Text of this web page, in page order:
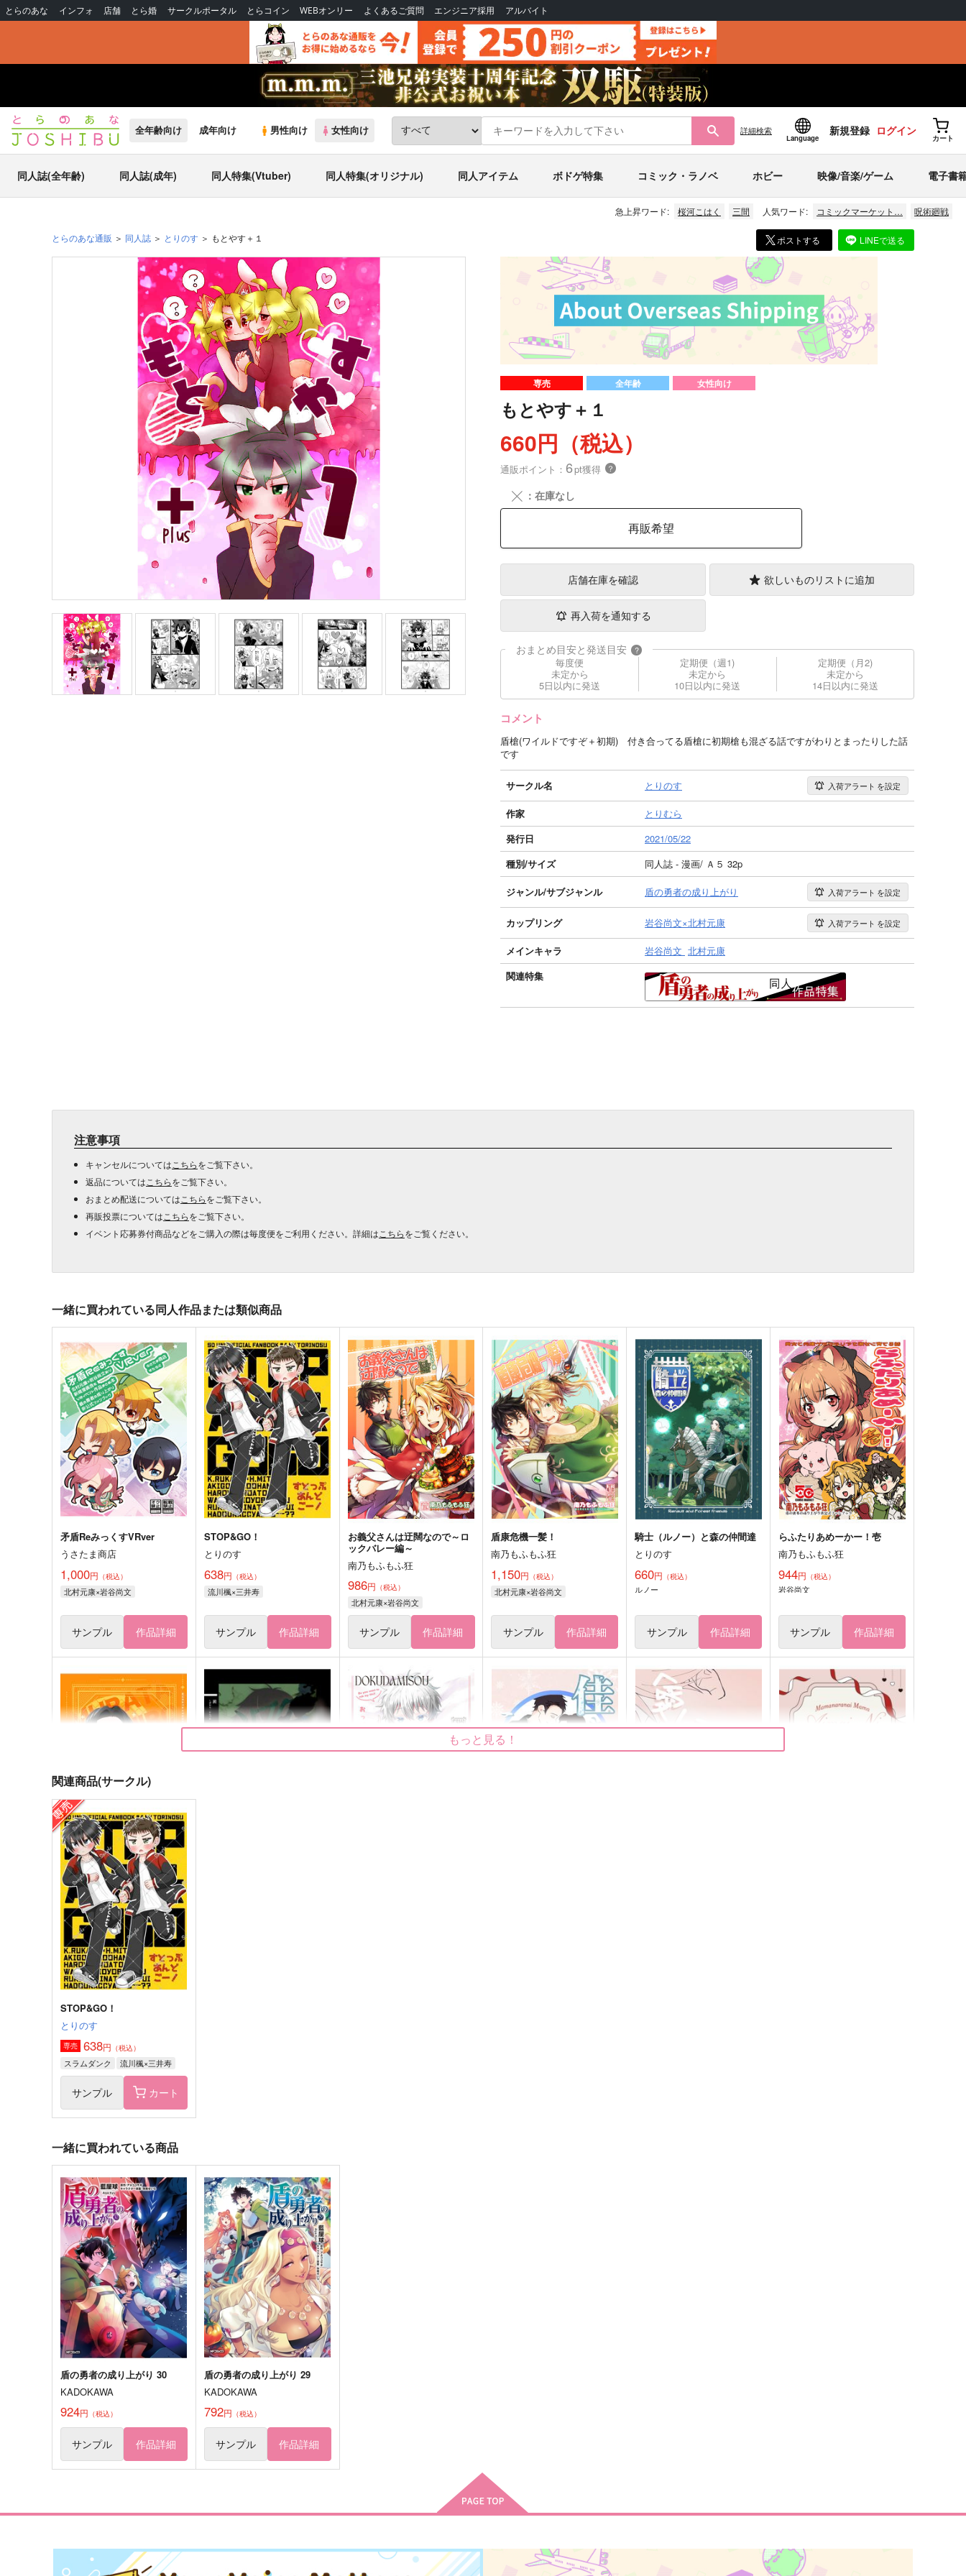
とらのあな インフォ 店舗 とら婚 サークルポータル とらコイン WEBオンリー よくあるご質問 エンジニア採用 アルバイト
全年齢向け 成年向け 男性向け 女性向け 詳細検索
Language
新規登録 ログイン
カート
同人誌(全年齢) 同人誌(成年) 同人特集(Vtuber) 同人特集(オリジナル) 同人アイテム ボドゲ特集 コミック・ラノベ ホビー 映像/音楽/ゲーム 電子書
急上昇ワード: 桜河こはく 三間 人気ワード: コミックマーケット… 呪術廻戦
とらのあな通販 同人誌 とりのす もとやす＋１ ポストする LINEで送る
専売 全年齢 女性向け
もとやす＋１
660円（税込）
通販ポイント： 6pt獲得 ？
╳ ：在庫なし
再販希望
店舗在庫を確認 欲しいものリストに追加
再入荷を通知する
おまとめ目安と発送目安 ?
毎度便
未定から
5日以内に発送
定期便（週1)
未定から
10日以内に発送
定期便（月2)
未定から
14日以内に発送
コメント
盾槍(ワイルドですぞ＋初期) 付き合ってる盾槍に初期槍も混ざる話ですがわりとまったりした話
です
サークル名 とりのす 入荷アラート を設定
作家
とりむら
発行日
2021/05/22
種別/サイズ
同人誌 - 漫画/ Ａ５ 32p
ジャンル/サブジャンル 盾の勇者の成り上がり 入荷アラート を設定
カップリング 岩谷尚文×北村元康 入荷アラート を設定
メインキャラ 岩谷尚文 北村元康
関連特集
注意事項
キャンセルについては こちらをご覧下さい。
返品については こちらをご覧下さい。
おまとめ配送については こちらをご覧下さい。
再販投票については こちらをご覧下さい。
イベント応募券付商品などをご購入の際は毎度便をご利用ください。詳細は こちらをご覧ください。
一緒に買われている同人作品または類似商品
矛盾ReみっくすVRver
うさたま商店
1,000円 （税込）
北村元康×岩谷尚文
サンプル 作品詳細
STOP&GO！
とりのす
638円 （税込）
流川楓×三井寿
サンプル 作品詳細
お義父さんは迂闊なので～ロ
ックバレー編～
南乃もふもふ狂
986円 （税込）
北村元康×岩谷尚文
サンプル 作品詳細
盾康危機一髪！
南乃もふもふ狂
1,150円 （税込）
北村元康×岩谷尚文
サンプル 作品詳細
騎士（ルノー）と森の仲間達
とりのす
660円 （税込）
ルノー
サンプル 作品詳細
らふたりあめーかー！壱
南乃もふもふ狂
944円 （税込）
岩谷尚文
サンプル 作品詳細
むらゆしアンソロジー2026-
anyone-
四つ足の
1,415円（税込）
村田×愈史郎
サンプル 作品詳細
泣いてしまうにはまだ早い
らむねむら
787円（税込）
轟焦凍×爆豪勝己
サンプル 作品詳細
恋して愛して荼き死めて
ドクダミ僧
550円（税込）
荼毘×死柄木弔
サンプル 作品詳細
もっと見る！
関連商品(サークル)
STOP&GO！
とりのす
専売 638円 （税込）
スラムダンク 流川楓×三井寿
サンプル カート
一緒に買われている商品
盾の勇者の成り上がり 30
KADOKAWA
924円 （税込）
サンプル 作品詳細
盾の勇者の成り上がり 29
KADOKAWA
792円 （税込）
サンプル 作品詳細